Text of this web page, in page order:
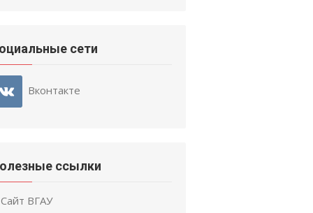
сети
Вконтакте
ссылки
Сайт ВГАУ